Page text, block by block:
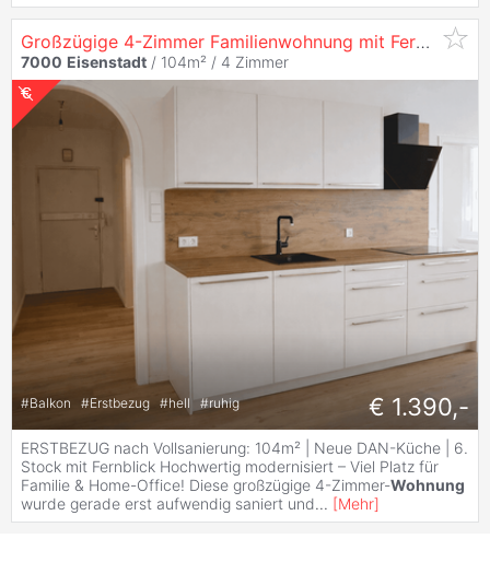
Großzügige 4-Zimmer Familienwohnung mit Fernblick – komplett saniert
7000 Eisenstadt / 104m² / 4 Zimmer
#Balkon #Erstbezug #hell #ruhig € 1.390,-
ERSTBEZUG nach Vollsanierung: 104m² | Neue DAN-Küche | 6.
Stock mit Fernblick Hochwertig modernisiert – Viel Platz für
Familie & Home-Office! Diese großzügige 4-Zimmer-Wohnung
wurde gerade erst aufwendig saniert und... [Mehr]